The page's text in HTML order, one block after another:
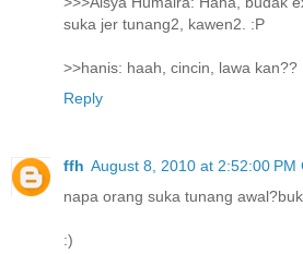
suka jer tunang2, kawen2. :P
>>hanis: haah, cincin, lawa kan??
Reply
ffh August 8, 2010 at 2:52:00 PM
napa orang suka tunang
:)